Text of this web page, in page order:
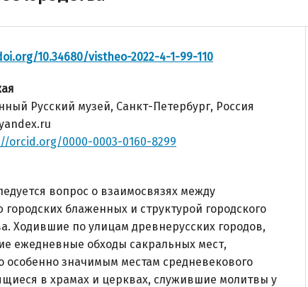
10.34680/vistheo-2022-4-1-99-110
Русский музей, Санкт-Петербург, Россия
orcid.org/0000-0003-0160-8299
вопрос о взаимосвязях между
городских блаженных и структурой городского
Ходившие по улицам древнерусских городов,
ежедневные обходы сакральных мест,
особенно значимым местам средневекового
в храмах и церквах, служившие молитвы у